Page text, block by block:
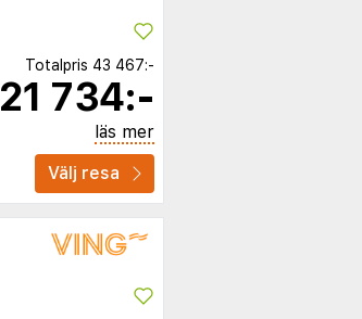
Totalpris 43 467:-
21 734:-
läs mer
Välj resa